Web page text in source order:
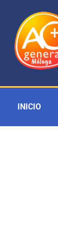
contenido
INICIO